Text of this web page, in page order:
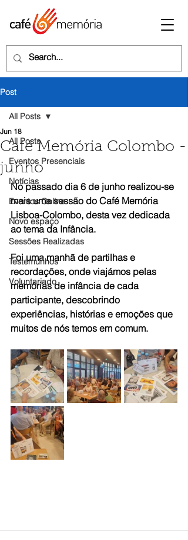
Post
All Posts
Eventos Presenciais
Notícias
Eventos Online
Novo espaço
Sessões Realizadas
Testemunhos
Voluntariado
All Posts
Café Memória Colombo -
junho
Jun 18
No passado dia 6 de junho realizou-se
mais uma sessão do Café Memória
Lisboa-Colombo, desta vez dedicada
ao tema da Infância.
Foi uma manhã de partilhas e
recordações, onde viajámos pelas
memórias de infância de cada
participante, descobrindo
experiências, histórias e emoções que
muitos de nós temos em comum.